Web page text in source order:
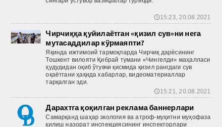
🕔15:23, 20.08.2021
Чирчиққа қуйилаётган «қизил сув»ни нега
мутасаддилар кўрмаяпти?
Яқинда ижтимоий тармоқларда Чирчиқ дарёсининг
Тошкент вилояти Қибрай тумани «Чингелди» маҳалласи
ҳудудидан оқиб ўтувчи қисмида қизил рангдаги сув
оқаётгани ҳақида хабарлар, видеоматериаллар
тарқалган эди.
🕔15:21, 20.08.2021
Дарахтга қоқилган реклама баннерлари
Самарқанд шаҳар экология ва атроф-муҳитни муҳофаза
қилиш назорат инспекциясининг инспекторлари